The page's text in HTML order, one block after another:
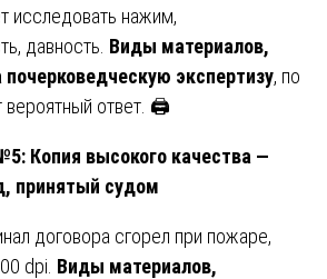
исследовать нажим,
давность. Виды материалов,
экспертизу, по
вероятный ответ. 🖨️
Копия высокого качества —
принятый судом
договора сгорел при пожаре,
dpi. Виды материалов,